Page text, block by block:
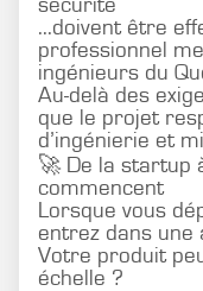
sécurité
...doivent être
professionnel
ingénieurs du
Au-delà des
que le projet
d’ingénierie et
🚀 De la startup
commencent
Lorsque vous
entrez dans une
Votre produit
échelle ?